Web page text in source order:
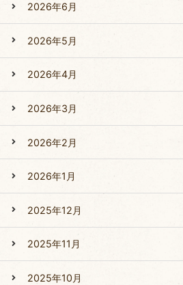
2026年6月
2026年5月
2026年4月
2026年3月
2026年2月
2026年1月
2025年12月
2025年11月
2025年10月